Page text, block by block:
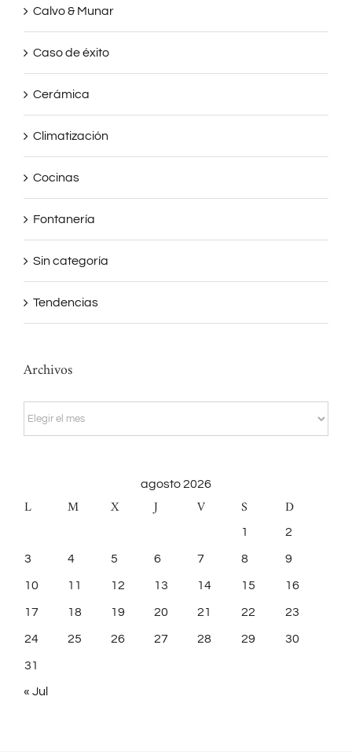
Calvo & Munar
Caso de éxito
Cerámica
Climatización
Cocinas
Fontanería
Sin categoría
Tendencias
Archivos
Archivos
agosto 2026
L M X J V S D
1 2
3 4 5 6 7 8 9
10 11 12 13 14 15 16
17 18 19 20 21 22 23
24 25 26 27 28 29 30
31
« Jul